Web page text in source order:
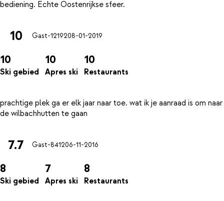
10 Gast-1219208-01-2019
10
Ski gebied
10
Apres ski
10
Restaurants
prachtige plek ga er elk jaar naar toe. wat ik je aanraad is om naar
7.7 Gast-841206-11-2016
8
Ski gebied
7
Apres ski
8
Restaurants